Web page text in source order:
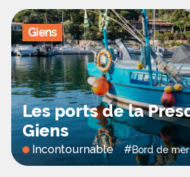
Giens
Les ports de la
Giens
Incontournable #Bord de mer